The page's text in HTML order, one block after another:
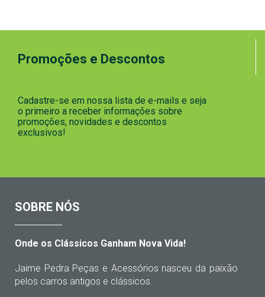
Promoções e Descontos
Cadastre-se em nossa lista de e-mails e seja
o primeiro a receber informações sobre
promoções, novidades e descontos
exclusivos!
SOBRE NÓS
Onde os Clássicos Ganham Nova Vida!
Jaime Pedra Peças e Acessórios nasceu da paixão
pelos carros antigos e clássicos.